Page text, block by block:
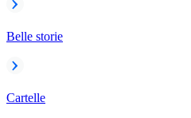
Belle storie
Cartelle